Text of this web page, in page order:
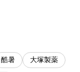
酷暑 大塚製薬